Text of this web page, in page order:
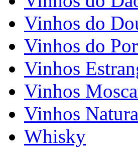
Vinhos do
Vinhos do
Vinhos
Vinhos
Vinhos
Whisky